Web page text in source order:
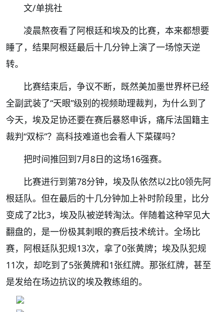
文/单挑社
凌晨熬夜看了阿根廷和埃及的比赛，本来都想要
睡了，结果阿根廷最后十几分钟上演了一场惊天逆
转。
比赛结束后，争议不断，既然美加墨世界杯已经
全副武装了“天眼”级别的视频助理裁判，为什么到了
今天，埃及足协还要在赛后暴怒申诉，痛斥法国籍主
裁判“双标”？高科技难道也会看人下菜碟吗？
把时间推回到7月8日的这场16强赛。
比赛进行到第78分钟，埃及队依然以2比0领先阿
根廷队。但在最后的十几分钟加上补时阶段里，比分
变成了2比3，埃及队被逆转淘汰。伴随着这种罕见大
翻盘的，是一份极其刺眼的赛后技术统计。全场比
赛，阿根廷队犯规13次，拿了0张黄牌；埃及队犯规
11次，却吃到了5张黄牌和1张红牌。那张红牌，甚至
是发给在场边抗议的埃及教练组的。